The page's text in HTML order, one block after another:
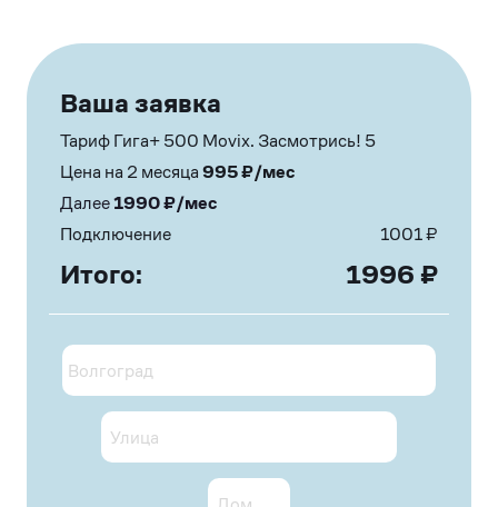
Ваша заявка
Тариф Гига+ 500 Movix. Засмотрись! 5
Цена на 2 месяца995₽/мес
Далее1990₽/мес
Подключение
1001₽
Итого: 1996 ₽